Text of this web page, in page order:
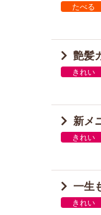
たべる
艶髪
きれい
新メ
きれい
一生
きれい